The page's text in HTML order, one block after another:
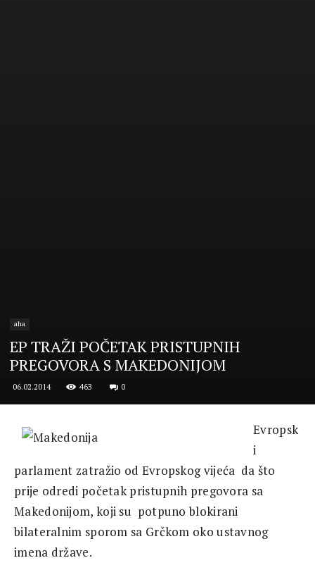
aha
EP TRAŽI POČETAK PRISTUPNIH
PREGOVORA S MAKEDONIJOM
06.02.2014 463 0
Evropsk
i
parlament zatražio od Evropskog vijeća da što
prije odredi početak pristupnih pregovora sa
Makedonijom, koji su potpuno blokirani
bilateralnim sporom sa Grčkom oko ustavnog
imena države.